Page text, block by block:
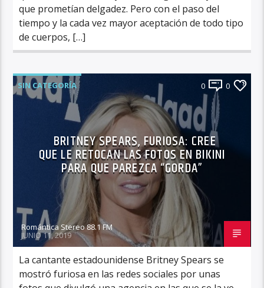
que prometían delgadez. Pero con el paso del
tiempo y la cada vez mayor aceptación de todo tipo
de cuerpos, […]
SIN CATEGORÍA 0 0
BRITNEY SPEARS, FURIOSA: CREE
QUE LE RETOCAN LAS FOTOS EN BIKINI
PARA QUE PAREZCA “GORDA”
Romántica Stereo 88.1 FM
JUNIO 11, 2019
La cantante estadounidense Britney Spears se
mostró furiosa en las redes sociales por unas